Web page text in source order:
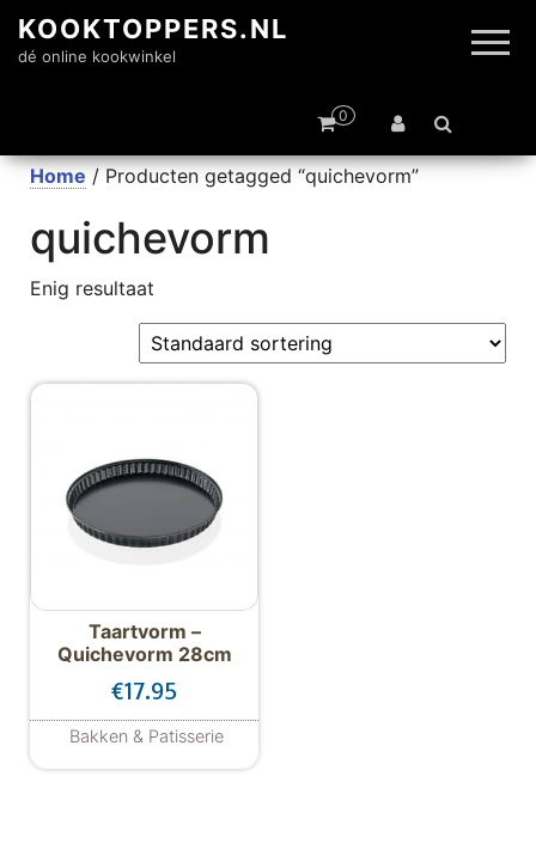
KOOKTOPPERS.NL
dé online kookwinkel
0
Home / Producten getagged “quichevorm”
quichevorm
Enig resultaat
Taartvorm –
Quichevorm 28cm
€17.95
Bakken & Patisserie